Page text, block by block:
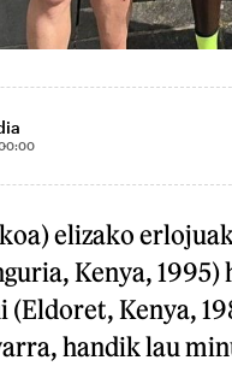
elizako
Kenya, 1995)
Kenya,
handik lau